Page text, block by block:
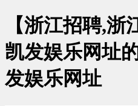
【浙江招聘,
凯发娱乐网址
发娱乐网址